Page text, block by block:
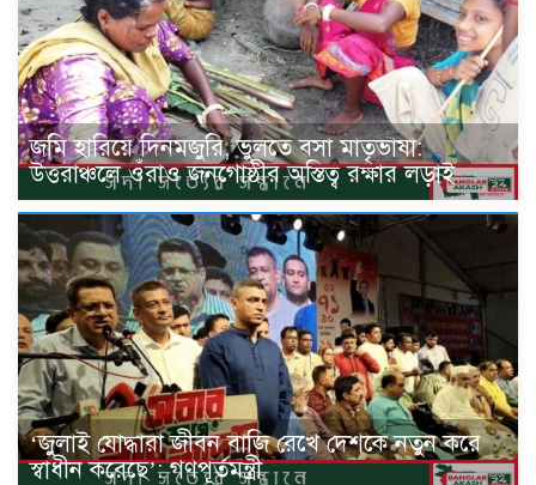
জমি হারিয়ে দিনমজুরি, ভুলতে বসা মাতৃভাষা:
উত্তরাঞ্চলে ওঁরাও জনগোষ্ঠীর অস্তিত্ব রক্ষার লড়াই
‘জুলাই যোদ্ধারা জীবন বাজি রেখে দেশকে নতুন করে
স্বাধীন করেছে’: গণপূর্তমন্ত্রী